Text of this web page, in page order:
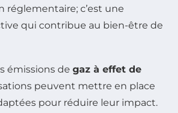
réglementaire; c’est une
qui contribue au bien-être de
émissions de gaz à effet de
peuvent mettre en place
pour réduire leur impact.